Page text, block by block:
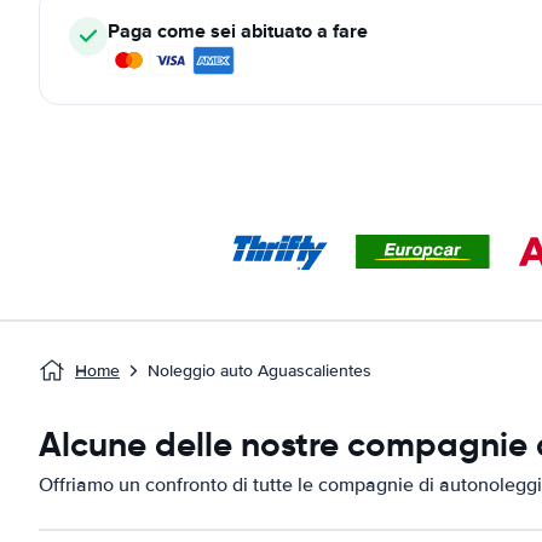
Paga come sei abituato a fare
Home Noleggio auto Aguascalientes
Alcune delle nostre
Offriamo un confronto di tutte le compagnie di